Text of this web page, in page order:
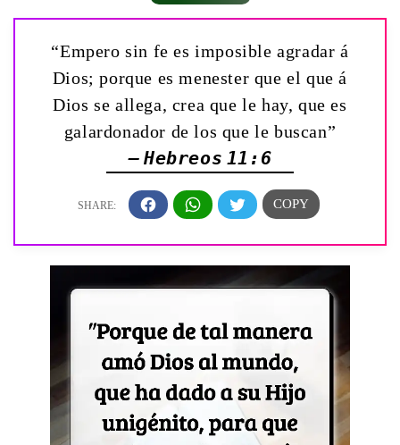
“Empero sin fe es imposible agradar á
Dios; porque es menester que el que á
Dios se allega, crea que le hay, que es
galardonador de los que le buscan”
— Hebreos 11:6